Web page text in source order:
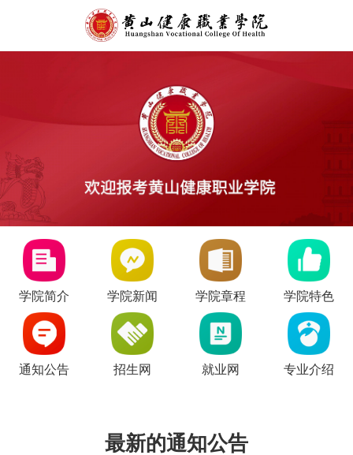
学院简介 学院新闻 学院章程 学院特色
通知公告 招生网 就业网 专业介绍
最新的通知公告